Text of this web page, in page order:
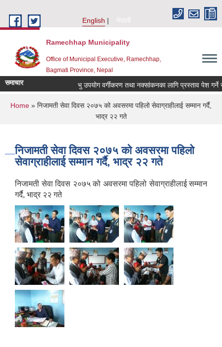
English
नेपाली
Ramechhap Municipality
Office of Municipal Executive, Ramechhap,
Bagmati Province, Nepal
समाचार भु उपयोग वर्गीकरण तथा नक्सांकनका लागि प्रस्ताव पेश गर्ने
You are here
Home » निजामती सेवा दिवस २०७५ को अवसरमा पहिलो सेवाग्राहीलाई सम्मान गर्दै,
भाद्र २२ गते
निजामती सेवा दिवस २०७५ को अवसरमा पहिलो
सेवाग्राहीलाई सम्मान गर्दै, भाद्र २२ गते
निजामती सेवा दिवस २०७५ को अवसरमा पहिलो सेवाग्राहीलाई सम्मान
गर्दै, भाद्र २२ गते